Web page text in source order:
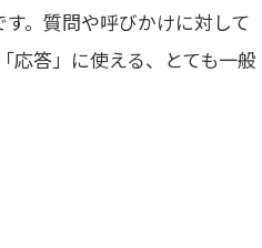
。質問や呼びかけに対して
応答」に使える、とても一般